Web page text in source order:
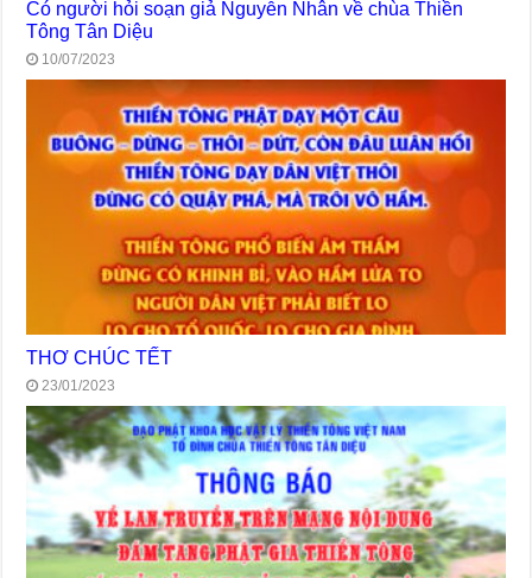
Có người hỏi soạn giả Nguyễn Nhân về chùa Thiền
Tông Tân Diệu
10/07/2023
THƠ CHÚC TẾT
23/01/2023